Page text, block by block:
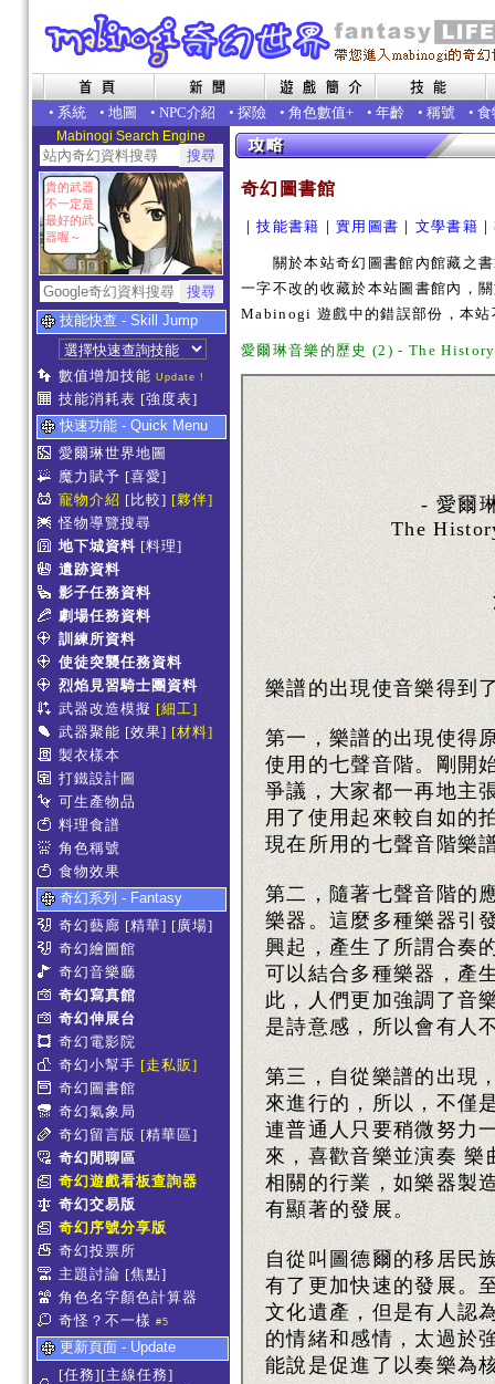
• 系統 • 地圖 • NPC介紹 • 探險 • 角色數值+ • 年齡 • 稱號 • 食
Mabinogi Search Engine
貴的武器
不一定是
最好的武
器喔～
技能快查 - Skill Jump
數值增加技能 Update !
技能消耗表 [強度表]
快速功能 - Quick Menu
愛爾琳世界地圖
魔力賦予 [喜愛]
寵物介紹 [比較] [夥伴]
怪物導覽搜尋
地下城資料 [料理]
遺跡資料
影子任務資料
劇場任務資料
訓練所資料
使徒突襲任務資料
烈焰見習騎士團資料
武器改造模擬 [細工]
武器聚能 [效果] [材料]
製衣樣本
打鐵設計圖
可生產物品
料理食譜
角色稱號
食物效果
奇幻系列 - Fantasy
奇幻藝廊 [精華] [廣場]
奇幻繪圖館
奇幻音樂廳
奇幻寫真館
奇幻伸展台
奇幻電影院
奇幻小幫手 [走私販]
奇幻圖書館
奇幻氣象局
奇幻留言版 [精華區]
奇幻閒聊區
奇幻遊戲看板查詢器
奇幻交易版
奇幻序號分享版
奇幻投票所
主題討論 [焦點]
角色名字顏色計算器
奇怪？不一樣 #5
更新頁面 - Update
[任務][主線任務]
奇幻圖書館
｜技能書籍 ｜實用圖書 ｜ 文學書籍 ｜
關於本站奇幻圖書館內館藏之書
一字不改的收藏於本站圖書館內，
Mabinogi 遊戲中的錯誤部份，本站
愛爾琳音樂的歷史 (2) - The
- 愛爾
The
樂譜的出現使音樂得到
第一，樂譜的出現使得
使用的七聲音階。剛開
爭議，大家都一再地主
用了使用起來較自如的
現在所用的七聲音階樂
第二，隨著七聲音階的
樂器。這麼多種樂器引
興起，產生了所謂合奏
可以結合多種樂器，產
此，人們更加強調了音
是詩意感，所以會有人
第三，自從樂譜的出現
來進行的，所以，不僅
連普通人只要稍微努力
來，喜歡音樂並演奏 樂
相關的行業，如樂器製
有顯著的發展。
自從叫圖德爾的移居民
有了更加快速的發展。
文化遺產，但是有人認
的情緒和感情，太過於
能說是促進了以奏樂為